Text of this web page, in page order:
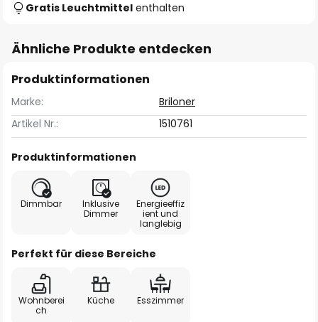
Gratis Leuchtmittel enthalten
Ähnliche Produkte entdecken
Produktinformationen
Marke:
Briloner
Artikel Nr.:
1510761
Produktinformationen
Dimmbar
Inklusive
Dimmer
Energieeffiz
ient und
langlebig
Perfekt für diese Bereiche
Wohnberei
ch
Küche Esszimmer